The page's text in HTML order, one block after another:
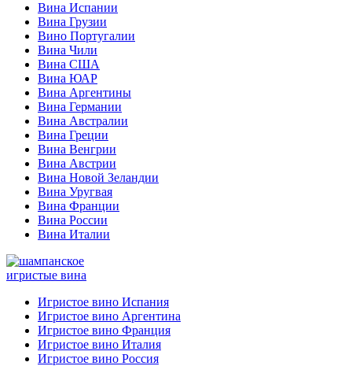
Вина Испании
Вина Грузии
Вино Португалии
Вина Чили
Вина США
Вина ЮАР
Вина Аргентины
Вина Германии
Вина Австралии
Вина Греции
Вина Венгрии
Вина Австрии
Вина Новой Зеландии
Вина Уругвая
Вина Франции
Вина России
Вина Италии
игристые вина
Игристое вино Испания
Игристое вино Аргентина
Игристое вино Франция
Игристое вино Италия
Игристое вино Россия